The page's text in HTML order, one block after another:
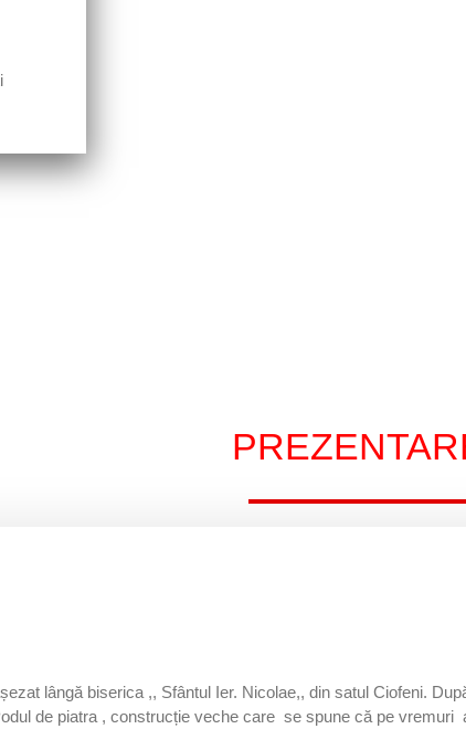
lângă biserica ,, Sfântul Ier. Nicolae,, din satul Ciofeni.
de piatra , construcție veche care se spune că pe vremuri